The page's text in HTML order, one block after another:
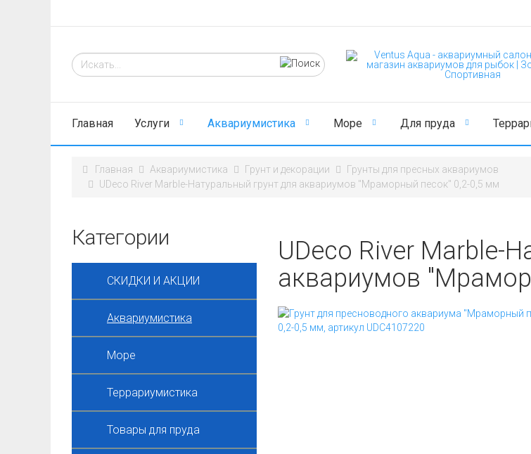
Главная Услуги Аквариумистика Море Для пруда
Главная Аквариумистика Грунт и декорации
Грунты для пресных аквариумов
UDeco River Marble-Натуральный грунт для аквариумов "Мраморный песок" 0,2-0,5 мм
UDeco River Marble-
аквариумов
Категории
СКИДКИ И АКЦИИ
Аквариумистика
Море
Террариумистика
Товары для пруда